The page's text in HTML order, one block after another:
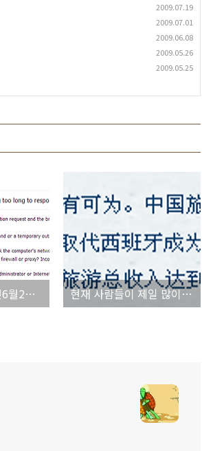
2009.07.19
2009.07.01
2009.06.08
2009.05.26
2009.05.25
(업데이트)2009년6월2일 해외 몇 사이트 중국에서 방문 불가 현재 사람들이 제일 많이 찾는 여행지는 어디?